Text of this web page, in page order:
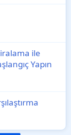
ile
Yapın